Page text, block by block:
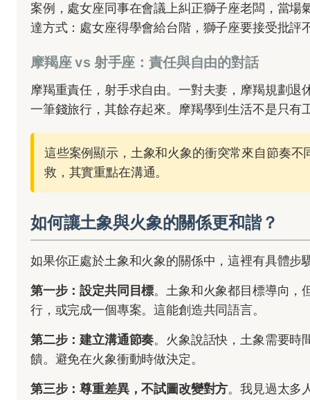
案例，處女座同事在會議上糾正獅子座老闆，當
達方式：處女座得學會給台階，獅子座要接受批評
摩羯座 vs 射手座：責任與自由的對話
摩羯重責任，射手求自由。一對夫妻，摩羯規劃
一筆錢旅行，其餘存起來。摩羯學到生活不是只有
這些案例顯示，土象和火象的衝突常來自節奏
救，其實重點在溝通。
如何讓土象與火象的關係更和諧？
如果你正處於土象和火象的關係中，這裡有具體步
第一步：設定共同目標。土象和火象都目標導向，
行，或完成一個專案。這能創造共同語言。
第二步：建立溝通節奏。火象說話快，土象需要時
饋。避免在火象衝動時做決定。
第三步：尊重差異，不試圖改變對方。我見過太多